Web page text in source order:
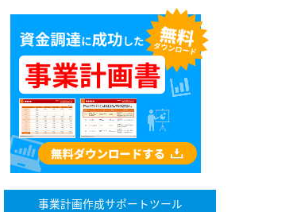
事業計画作成サポートツール